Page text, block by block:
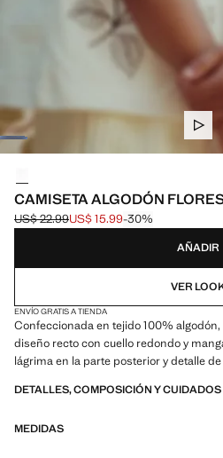
CAMISETA ALGODÓN
Precio inicial tachado [US$ 22.99 ]
US$ 22.99
Precio actual [US$ 15.99 ]
US$ 15.99-30%
AÑADIR
VER
ENVÍO GRATIS A TIENDA
Confeccionada en tejido 100%
diseño recto con cuello redondo y
lágrima en la parte posterior y detalle
DETALLES, COMPOSICIÓN Y CUIDADOS
MEDIDAS